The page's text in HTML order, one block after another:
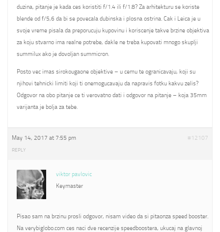
duzina, pitanje je kada ces koristiti f/1.4 ili f/1.8? Za arhitekturu se koriste
blende od f/5,6 da bi se povecala dubinska i plosna ostrina. Cak i Leica je u
svoje vreme pisala da preporucuju kupovinu i koriscenje takve brzine objektiva
za koju stvarno ima realne potrebe, dakle ne treba kupovati mnogo skuplji
summilux ako je dovoljan summicron.
Posto vec imas sirokougaone objektive – u cemu te ogranicavaju, koji su
njihovi tehnicki limiti koji ti onemogucavaju da napravis fotku kakvu zelis?
Odgovor na obo pitanje ce ti verovatno dati i odgovor na pitanje – koja 35mm
varijanta je bolja za tebe.
May 14, 2017 at 7:55 pm #12107
REPLY
viktor pavlovic
Keymaster
Pisao sam na brzinu prosli odgovor, nisam video da si pitaonza speed booster.
Na verybiglobo.com ces naci dve recenzije speedboostera, ukucaj na glavnoj